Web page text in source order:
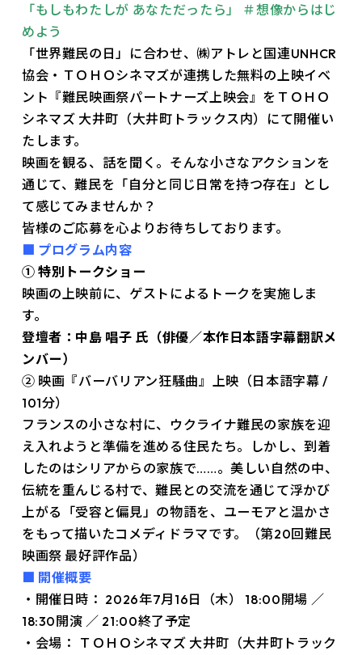
「もしもわたしが あなただったら」 ＃想像からはじ
めよう
「世界難民の日」に合わせ、㈱アトレと国連UNHCR
協会・ＴＯＨＯシネマズが連携した無料の上映イベ
ント『難民映画祭パートナーズ上映会』をＴＯＨＯ
シネマズ 大井町（大井町トラックス内）にて開催い
たします。
映画を観る、話を聞く。そんな小さなアクションを
通じて、難民を「自分と同じ日常を持つ存在」とし
て感じてみませんか？
皆様のご応募を心よりお待ちしております。
■ プログラム内容
① 特別トークショー
映画の上映前に、ゲストによるトークを実施しま
す。
登壇者：中島 唱子 氏（俳優／本作日本語字幕翻訳メ
ンバー）
② 映画『バーバリアン狂騒曲』上映（日本語字幕 /
101分）
フランスの小さな村に、ウクライナ難民の家族を迎
え入れようと準備を進める住民たち。しかし、到着
したのはシリアからの家族で……。美しい自然の中、
伝統を重んじる村で、難民との交流を通じて浮かび
上がる「受容と偏見」の物語を、ユーモアと温かさ
をもって描いたコメディドラマです。（第20回難民
映画祭 最好評作品）
■ 開催概要
・開催日時： 2026年7月16日（木） 18:00開場 ／
18:30開演 ／ 21:00終了予定
・会場：
ＴＯＨＯシネマズ 大井町（大井町トラック